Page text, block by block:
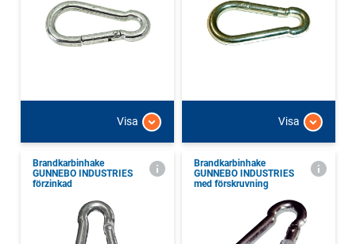
Visa Visa
Brandkarbinhake
GUNNEBO INDUSTRIES
förzinkad
Brandkarbinhake
GUNNEBO INDUSTRIES
med förskruvning